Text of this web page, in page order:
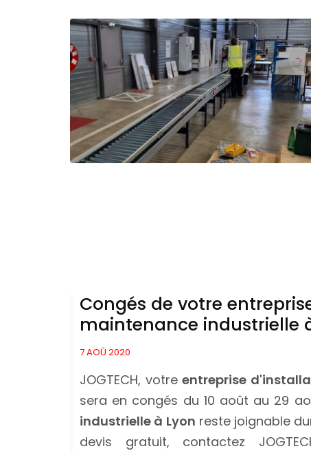
Congés de votre
maintenance industrielle
7 AOÛ 2020
JOGTECH, votreentreprise
sera en congés du 10 août au 29
industrielle à Lyon reste joignable
devis gratuit, contactez